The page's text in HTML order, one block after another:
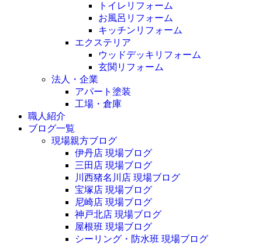
トイレリフォーム
お風呂リフォーム
キッチンリフォーム
エクステリア
ウッドデッキリフォーム
玄関リフォーム
法人・企業
アパート塗装
工場・倉庫
職人紹介
ブログ一覧
現場親方ブログ
伊丹店 現場ブログ
三田店 現場ブログ
川西猪名川店 現場ブログ
宝塚店 現場ブログ
尼崎店 現場ブログ
神戸北店 現場ブログ
屋根班 現場ブログ
シーリング・防水班 現場ブログ